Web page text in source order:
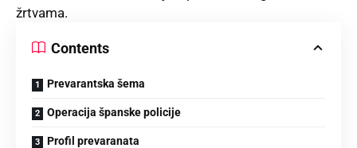
žrtvama.
Contents
Prevarantska šema
Operacija španske policije
Profil prevaranata